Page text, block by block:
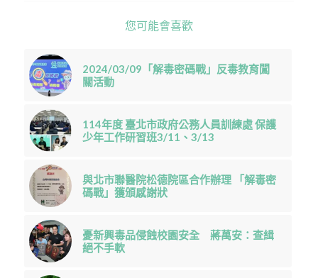
您可能會喜歡
2024/03/09「解毒密碼戰」反毒教育闖
關活動
114年度 臺北市政府公務人員訓練處 保護
少年工作研習班3/11、3/13
與北市聯醫院松德院區合作辦理 「解毒密
碼戰」獲頒感謝狀
憂新興毒品侵蝕校園安全 蔣萬安：查緝
絕不手軟